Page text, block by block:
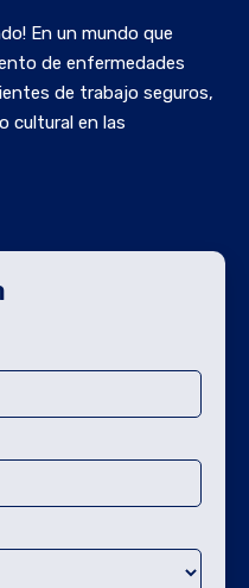
En un mundo que
de enfermedades
de trabajo seguros,
cultural en las